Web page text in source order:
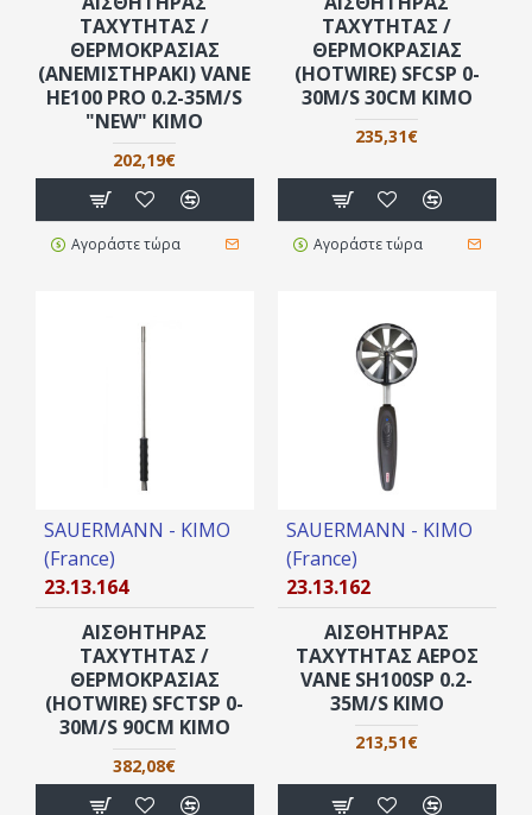
ΤΑΧΎΤΗΤΑΣ /
ΘΕΡΜΟΚΡΑΣΊΑΣ
(ΑΝΕΜΙΣΤΗΡΆΚΙ) VANE
ΗΕ100 PRO 0.2-35M/S
"NEW" KIMO
202,19€
Αγοράστε τώρα
ΤΑΧΎΤΗΤΑΣ /
ΘΕΡΜΟΚΡΑΣΊΑΣ
(ΗOTWIRE) SFCSP 0-
30M/S 30CM KIMO
235,31€
Αγοράστε τώρα
SAUERMANN - KIMO
(France)
23.13.164
ΑΙΣΘΗΤΉΡΑΣ
ΤΑΧΎΤΗΤΑΣ /
ΘΕΡΜΟΚΡΑΣΊΑΣ
(ΗOTWIRE) SFCTSP 0-
30M/S 90CM KIMO
382,08€
SAUERMANN - KIMO
(France)
23.13.162
ΑΙΣΘΗΤΉΡΑΣ
ΤΑΧΎΤΗΤΑΣ ΑΈΡΟΣ
VANE SH100SP 0.2-
35M/S KIMO
213,51€